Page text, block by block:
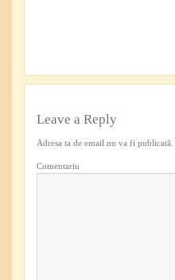
Leave a Reply
Adresa ta de email nu va fi publicată.
Comentariu